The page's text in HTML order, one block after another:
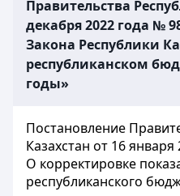
Правительства
декабря 2022 года №
Закона Республики
республиканском
годы»
Постановление
Казахстан от 16
О корректировке
республиканского